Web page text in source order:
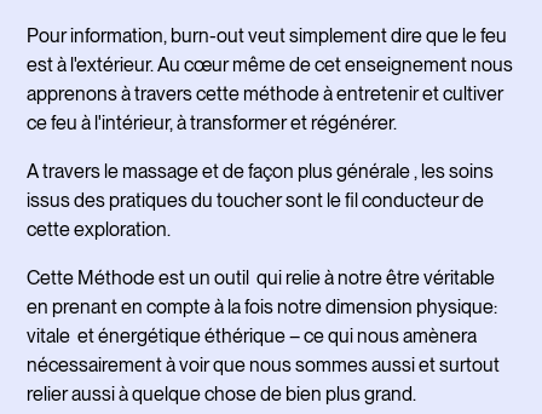
Pour information, burn-out veut simplement dire que le feu
est à l'extérieur. Au cœur même de cet enseignement nous
apprenons à travers cette méthode à entretenir et cultiver
ce feu à l'intérieur, à transformer et régénérer.
A travers le massage et de façon plus générale , les soins
issus des pratiques du toucher sont le fil conducteur de
cette exploration.
Cette Méthode est un outil qui relie à notre être véritable
en prenant en compte à la fois notre dimension physique:
vitale et énergétique éthérique – ce qui nous amènera
nécessairement à voir que nous sommes aussi et surtout
relier aussi à quelque chose de bien plus grand.